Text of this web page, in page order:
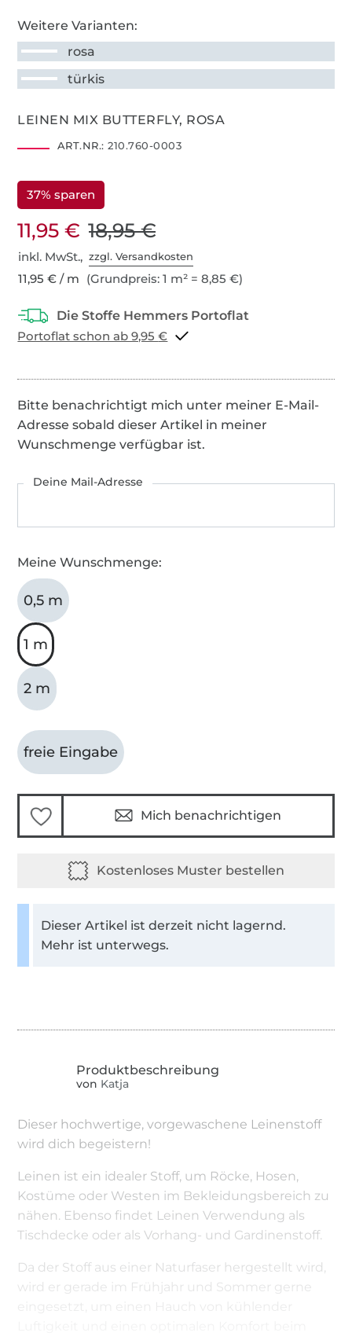
Weitere Varianten:
rosa
türkis
LEINEN MIX BUTTERFLY, ROSA
ART.NR.: 210.760-0003
37% sparen
11,95 € 18,95 €
inkl. MwSt.,zzgl. Versandkosten
11,95 € / m (Grundpreis: 1 m² = 8,85 €)
Portoflat schon ab 9,95 €
Bitte benachrichtigt mich unter meiner E-Mail-
Adresse sobald dieser Artikel in meiner
Wunschmenge verfügbar ist.
Deine Mail-Adresse
Meine Wunschmenge:
0,5 m
1 m
2 m
freie Eingabe
Mich benachrichtigen
Dieser Artikel ist derzeit nicht lagernd.
Mehr ist unterwegs.
von Katja
Dieser hochwertige, vorgewaschene Leinenstoff
wird dich begeistern!
Leinen ist ein idealer Stoff, um Röcke, Hosen,
Kostüme oder Westen im Bekleidungsbereich zu
nähen. Ebenso findet Leinen Verwendung als
Tischdecke oder als Vorhang- und Gardinenstoff.
Da der Stoff aus einer Naturfaser hergestellt wird,
wird er gerade im Frühjahr und Sommer gerne